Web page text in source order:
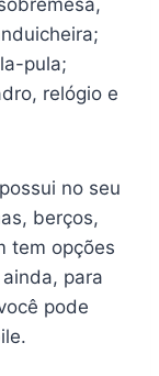
pula;
relógio e
no seu
berços,
tem opções
para
pode